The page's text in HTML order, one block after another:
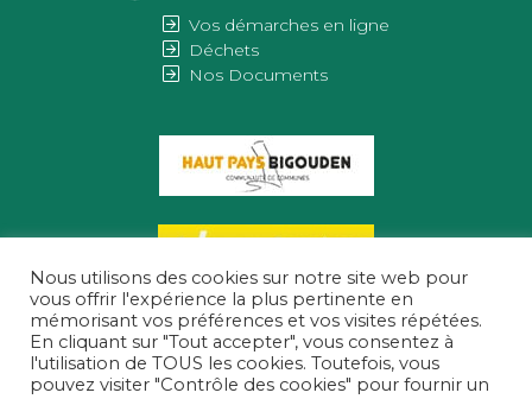
Vos démarches en ligne
Déchets
Nos Documents
Nous utilisons des cookies sur notre site web pour
vous offrir l'expérience la plus pertinente en
mémorisant vos préférences et vos visites répétées.
En cliquant sur "Tout accepter", vous consentez à
l'utilisation de TOUS les cookies. Toutefois, vous
pouvez visiter "Contrôle des cookies" pour fournir un